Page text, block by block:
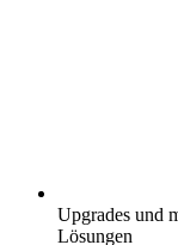
Upgrades und
Lösungen